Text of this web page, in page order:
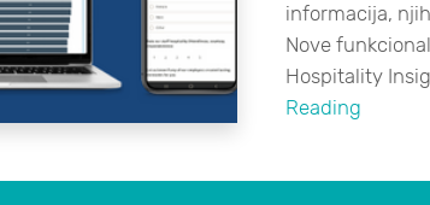
informacija,
Nove
Hospitality
Reading